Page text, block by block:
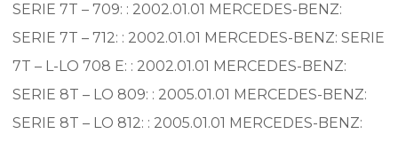
SERIE 7T – 709: : 2002.01.01 MERCEDES-BENZ:
SERIE 7T – 712: : 2002.01.01 MERCEDES-BENZ: SERIE
7T – L-LO 708 E: : 2002.01.01 MERCEDES-BENZ:
SERIE 8T – LO 809: : 2005.01.01 MERCEDES-BENZ:
SERIE 8T – LO 812: : 2005.01.01 MERCEDES-BENZ: